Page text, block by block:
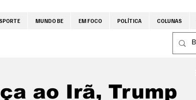
MUNDO BE EM FOCO POLÍTICA COLUNAS
ao Irã, Trump